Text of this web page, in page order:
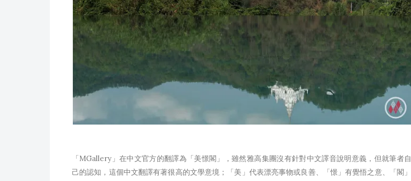
「MGallery」在中文官方的翻譯為「美憬閣」，雖然雅高集團沒有針對中文譯音說明意義，但就筆者自
己的認知，這個中文翻譯有著很高的文學意境；「美」代表漂亮事物或良善、「憬」有覺悟之意、「閣」